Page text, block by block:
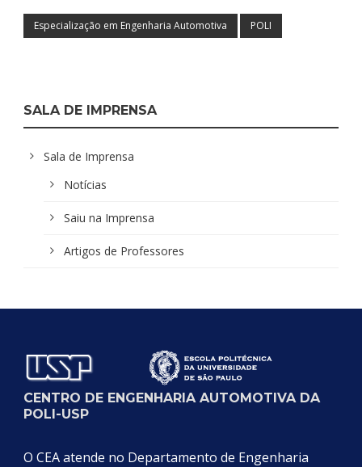
Especialização em Engenharia Automotiva POLI
SALA DE IMPRENSA
Sala de Imprensa
Notícias
Saiu na Imprensa
Artigos de Professores
CENTRO DE ENGENHARIA AUTOMOTIVA DA
POLI-USP
O CEA atende no Departamento de Engenharia